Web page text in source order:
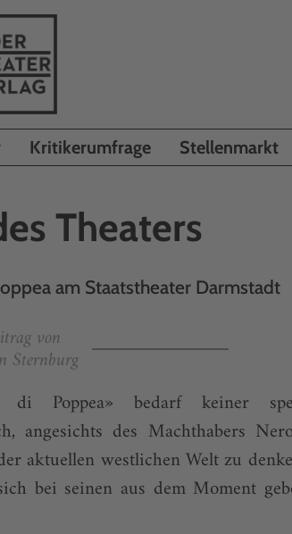
Kritikerumfrage Stellenmarkt
Theaters
am Staatstheater Darmstadt
von
Sternburg
di Poppea» bedarf keiner
angesichts des Machthabers
aktuellen westlichen Welt zu
bei seinen aus dem Moment